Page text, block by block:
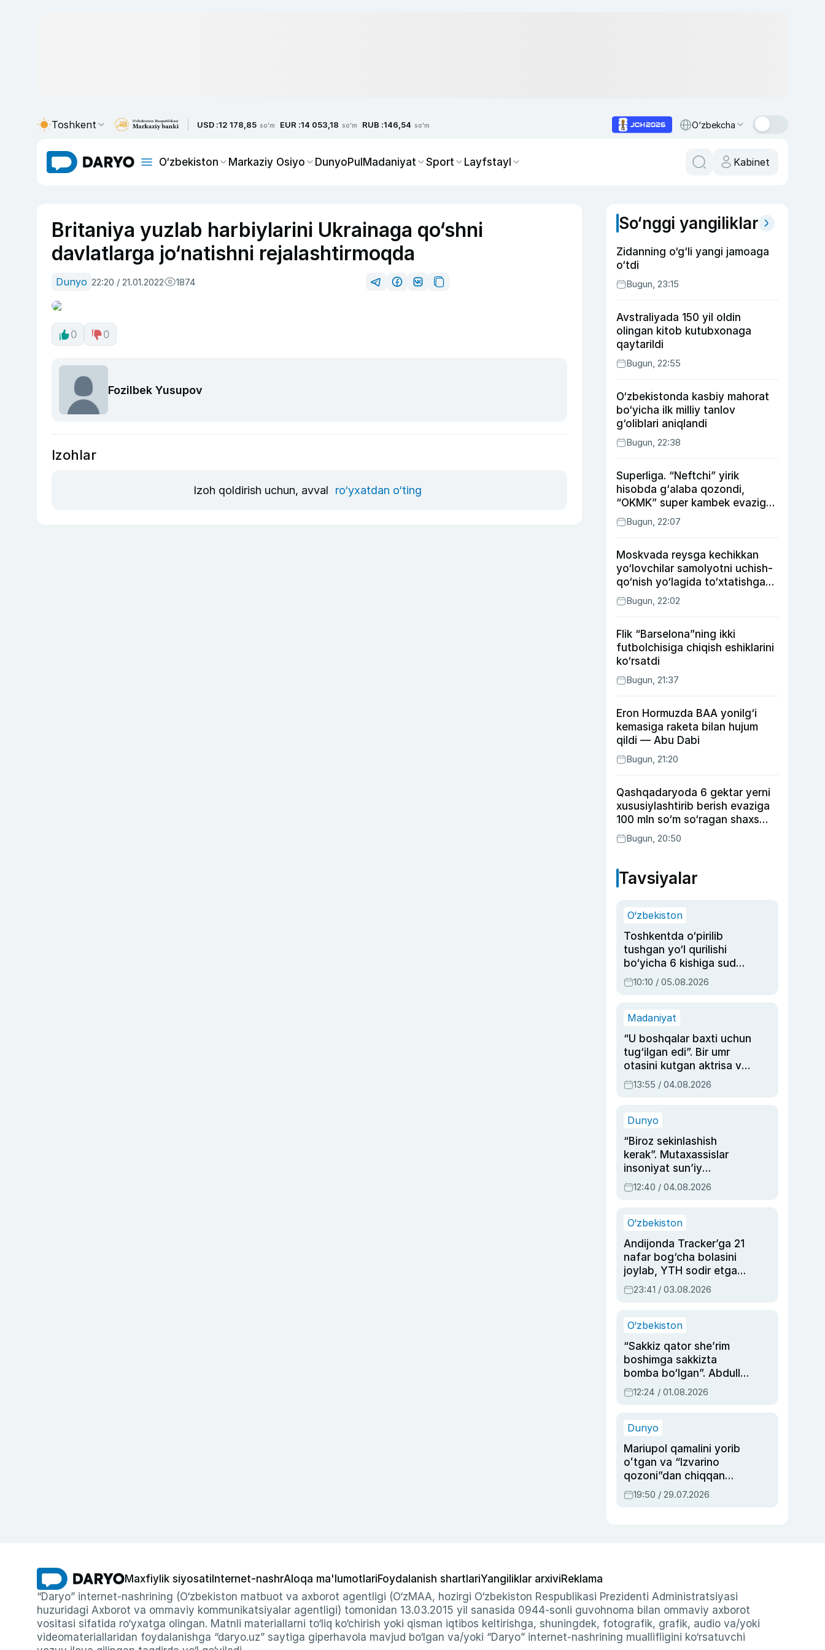
Toshkent USD :12 178,85 so'm EUR :14 053,18 so'm RUB :146,54 so'm O‘zbekcha
O‘zbekiston Markaziy Osiyo DunyoPulMadaniyat Sport Layfstayl Kabinet
Britaniya yuzlab harbiylarini Ukrainaga qo‘shni
davlatlarga jo‘natishni rejalashtirmoqda
Dunyo 22:20 / 21.01.2022 1874
0 0
Fozilbek Yusupov
Izohlar
Izoh qoldirish uchun, avval ro‘yxatdan o‘ting
So‘nggi yangiliklar
Zidanning o‘g‘li yangi jamoaga
o‘tdi
Bugun, 23:15
Avstraliyada 150 yil oldin
olingan kitob kutubxonaga
qaytarildi
Bugun, 22:55
O‘zbekistonda kasbiy mahorat
bo‘yicha ilk milliy tanlov
g‘oliblari aniqlandi
Bugun, 22:38
Superliga. “Neftchi” yirik
hisobda g‘alaba qozondi,
“OKMK” super kambek evaziga
“Bunyodkor”dan ustun keldi,
“Nasaf” durang qayd etdi
Bugun, 22:07
Moskvada reysga kechikkan
yo‘lovchilar samolyotni uchish-
qo‘nish yo‘lagida to‘xtatishga
urindi (video)
Bugun, 22:02
Flik “Barselona”ning ikki
futbolchisiga chiqish eshiklarini
ko‘rsatdi
Bugun, 21:37
Eron Hormuzda BAA yonilg‘i
kemasiga raketa bilan hujum
qildi — Abu Dabi
Bugun, 21:20
Qashqadaryoda 6 gektar yerni
xususiylashtirib berish evaziga
100 mln so‘m so‘ragan shaxs
ushlandi
Bugun, 20:50
Tavsiyalar
O‘zbekiston
Toshkentda o‘pirilib
tushgan yo‘l qurilishi
bo‘yicha 6 kishiga sud
hukmi o‘qildi
10:10 / 05.08.2026
Madaniyat
“U boshqalar baxti uchun
tug‘ilgan edi”. Bir umr
otasini kutgan aktrisa va
dublyaj ustasi Rimma
Ahmedovaning
13:55 / 04.08.2026
Dunyo
“Biroz sekinlashish
kerak”. Mutaxassislar
insoniyat sun’iy
intellektni boshqara
olmay qolishidan xavotir
12:40 / 04.08.2026
O‘zbekiston
Andijonda Tracker’ga 21
nafar bog‘cha bolasini
joylab, YTH sodir etgan
ayolga sud hukmi o‘qildi
23:41 / 03.08.2026
O‘zbekiston
“Sakkiz qator she’rim
boshimga sakkizta
bomba bo‘lgan”. Abdulla
Oripovni siyosiy
ayblovlardan asrab
12:24 / 01.08.2026
Dunyo
Mariupol qamalini yorib
oʻtgan va “Izvarino
qozoni”dan chiqqan
qahramon — Ukraina
armiyasi bosh
19:50 / 29.07.2026
Maxfiylik siyosati Internet-nashrAloqa ma'lumotlariFoydalanish shartlariYangiliklar arxiviReklama
“Daryo” internet-nashrining (O‘zbekiston matbuot va axborot agentligi (O‘zMAA, hozirgi O‘zbekiston Respublikasi Prezidenti Administratsiyasi
huzuridagi Axborot va ommaviy kommunikatsiyalar agentligi) tomonidan 13.03.2015 yil sanasida 0944-sonli guvohnoma bilan ommaviy axborot
vositasi sifatida ro‘yxatga olingan. Matnli materiallarni to‘liq ko‘chirish yoki qisman iqtibos keltirishga, shuningdek, fotografik, grafik, audio va/yoki
videomateriallaridan foydalanishga “daryo.uz” saytiga giperhavola mavjud bo‘lgan va/yoki “Daryo” internet-nashrining muallifligini ko‘rsatuvchi